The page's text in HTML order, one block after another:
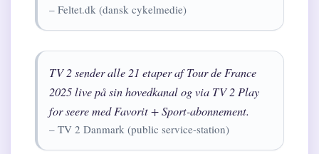
– Feltet.dk (dansk cykelmedie)
TV 2 sender alle 21 etaper af Tour de France
2025 live på sin hovedkanal og via TV 2 Play
for seere med Favorit + Sport-abonnement.
– TV 2 Danmark (public service-station)